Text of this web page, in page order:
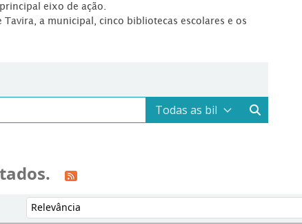
eixo de ação.
a municipal, cinco bibliotecas escolares e os
Ordenar por: